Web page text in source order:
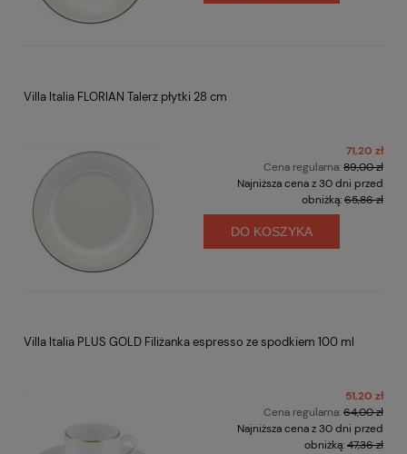
Villa Italia FLORIAN Talerz płytki 28 cm
71,20 zł
Cena regularna:89,00 zł
Najniższa cena z 30 dni przed
obniżką:65,86 zł
DO KOSZYKA
Villa Italia PLUS GOLD Filiżanka espresso ze spodkiem 100 ml
51,20 zł
Cena regularna:64,00 zł
Najniższa cena z 30 dni przed
obniżką:47,36 zł